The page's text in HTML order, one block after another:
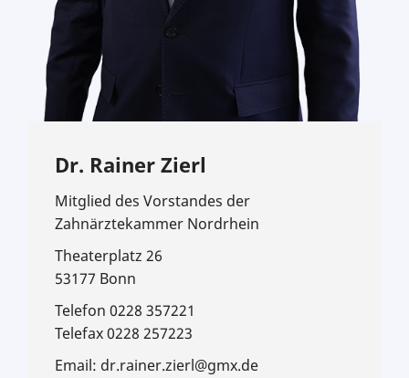
Dr. Rainer Zierl
Mitglied des Vorstandes der
Zahnärztekammer Nordrhein
Theaterplatz 26
53177 Bonn
Telefon 0228 357221
Telefax 0228 257223
Email: dr.rainer.zierl@gmx.de